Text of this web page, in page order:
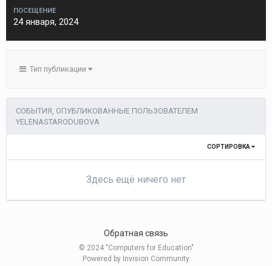
ПОСЕЩЕНИЕ
24 января, 2024
Тип публикации
СОБЫТИЯ, ОПУБЛИКОВАННЫЕ ПОЛЬЗОВАТЕЛЕМ
YELENASTARODUBOVA
СОРТИРОВКА
Здесь ещё ничего нет
Обратная связь
© 2024 "Computers for Education"
Powered by Invision Community